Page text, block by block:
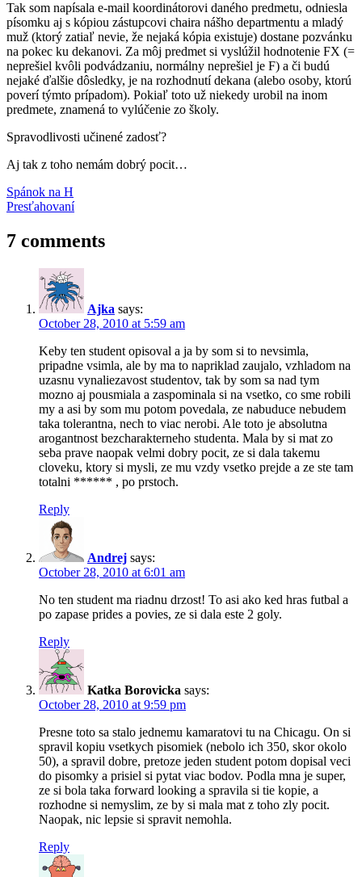
Tak som napísala e-mail koordinátorovi daného predmetu, odniesla
písomku aj s kópiou zástupcovi chaira nášho departmentu a mladý
muž (ktorý zatiaľ nevie, že nejaká kópia existuje) dostane pozvánku
na pokec ku dekanovi. Za môj predmet si vyslúžil hodnotenie FX (=
neprešiel kvôli podvádzaniu, normálny neprešiel je F) a či budú
nejaké ďalšie dôsledky, je na rozhodnutí dekana (alebo osoby, ktorú
poverí týmto prípadom). Pokiaľ toto už niekedy urobil na inom
predmete, znamená to vylúčenie zo školy.
Spravodlivosti učinené zadosť?
Aj tak z toho nemám dobrý pocit…
podvádzanieškola
Post
navigation
Previous
Post:
Spánok na H
Next
Presťahovaní
7 comments
Ajka says:
October 28, 2010 at 5:59 am
Keby ten student opisoval a ja by som si to nevsimla,
pripadne vsimla, ale by ma to napriklad zaujalo, vzhladom na
uzasnu vynaliezavost studentov, tak by som sa nad tym
mozno aj pousmiala a zaspominala si na vsetko, co sme robili
my a asi by som mu potom povedala, ze nabuduce nebudem
taka tolerantna, nech to viac nerobi. Ale toto je absolutna
arogantnost bezcharakterneho studenta. Mala by si mat zo
seba prave naopak velmi dobry pocit, ze si dala takemu
cloveku, ktory si mysli, ze mu vzdy vsetko prejde a ze ste tam
totalni ****** , po prstoch.
Reply
Andrej says:
October 28, 2010 at 6:01 am
No ten student ma riadnu drzost! To asi ako ked hras futbal a
po zapase prides a povies, ze si dala este 2 goly.
Reply
Katka Borovicka says:
October 28, 2010 at 9:59 pm
Presne toto sa stalo jednemu kamaratovi tu na Chicagu. On si
spravil kopiu vsetkych pisomiek (nebolo ich 350, skor okolo
50), a spravil dobre, pretoze jeden student potom dopisal veci
do pisomky a prisiel si pytat viac bodov. Podla mna je super,
ze si bola taka forward looking a spravila si tie kopie, a
rozhodne si nemyslim, ze by si mala mat z toho zly pocit.
Naopak, nic lepsie si spravit nemohla.
Reply